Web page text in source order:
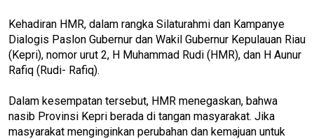
Kehadiran HMR, dalam rangka Silaturahmi dan Kampanye
Dialogis Paslon Gubernur dan Wakil Gubernur Kepulauan Riau
(Kepri), nomor urut 2, H Muhammad Rudi (HMR), dan H Aunur
Rafiq (Rudi- Rafiq).
Dalam kesempatan tersebut, HMR menegaskan, bahwa
nasib Provinsi Kepri berada di tangan masyarakat. Jika
masyarakat menginginkan perubahan dan kemajuan untuk